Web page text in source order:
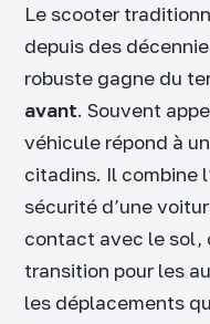
Le scooter
depuis des
robuste gagne du
avant. Souvent
véhicule répond à
citadins. Il combine
sécurité d’une
contact avec le sol,
transition pour les
les déplacements